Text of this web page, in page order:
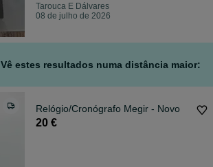
Tarouca E Dálvares
08 de julho de 2026
Vê estes resultados numa distância maior:
Relógio/Cronógrafo Megir - Novo
20 €